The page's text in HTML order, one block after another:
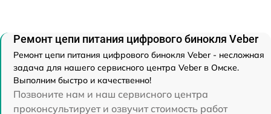
Ремонт цепи питания цифрового бинокля Veber
Ремонт цепи питания цифрового бинокля Veber - несложная
задача для нашего сервисного центра Veber в Омске.
Выполним быстро и качественно!
Позвоните нам и наш сервисного центра
проконсультирует и озвучит стоимость работ